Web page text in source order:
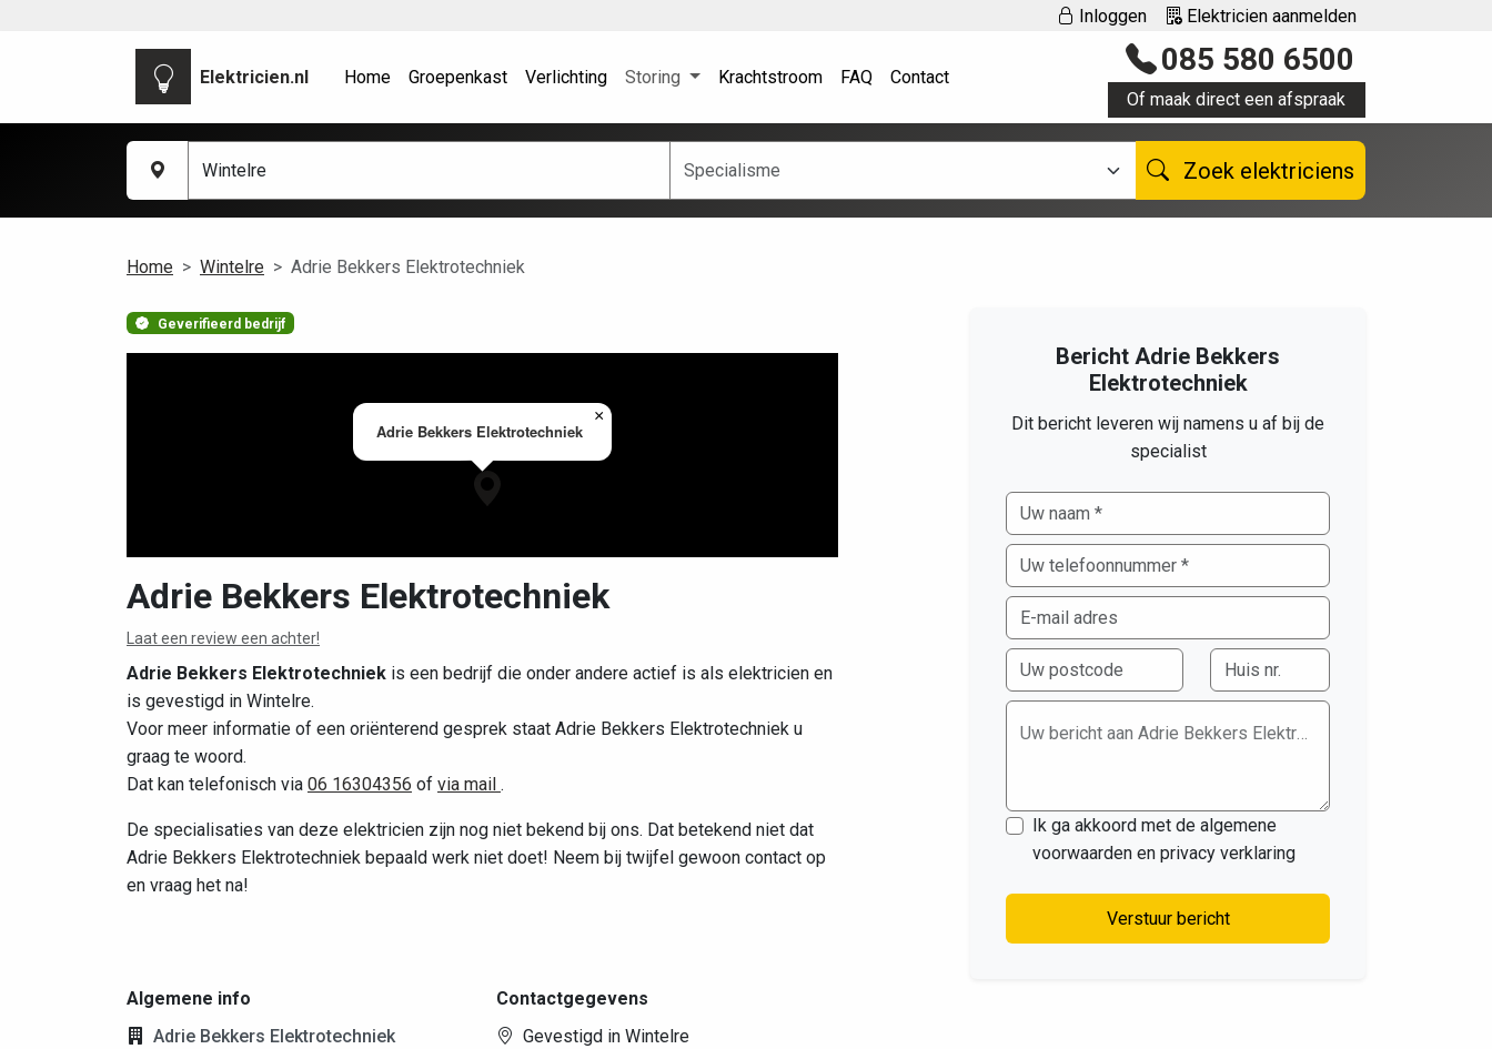
Inloggen Elektricien aanmelden
Elektricien.nl Home Groepenkast Verlichting Storing Krachtstroom FAQ Contact 085 580 6500
Of maak direct een afspraak
Zoek elektriciens
Home Wintelre Adrie Bekkers Elektrotechniek
Geverifieerd bedrijf
Adrie Bekkers Elektrotechniek
×
Adrie Bekkers Elektrotechniek
Laat een review een achter!
Adrie Bekkers Elektrotechniek is een bedrijf die onder andere actief is als elektricien en
is gevestigd in Wintelre.
Voor meer informatie of een oriënterend gesprek staat Adrie Bekkers Elektrotechniek u
graag te woord.
Dat kan telefonisch via 06 16304356 of via mail .
De specialisaties van deze elektricien zijn nog niet bekend bij ons. Dat betekend niet dat
Adrie Bekkers Elektrotechniek bepaald werk niet doet! Neem bij twijfel gewoon contact op
en vraag het na!
Algemene info
Adrie Bekkers Elektrotechniek
Contactgegevens
Gevestigd in Wintelre
Bericht Adrie Bekkers
Elektrotechniek
Dit bericht leveren wij namens u af bij de
specialist
Uw bericht aan Adrie Bekkers Elektrotechniek
Ik ga akkoord met de algemene
voorwaarden en privacy verklaring
Verstuur bericht